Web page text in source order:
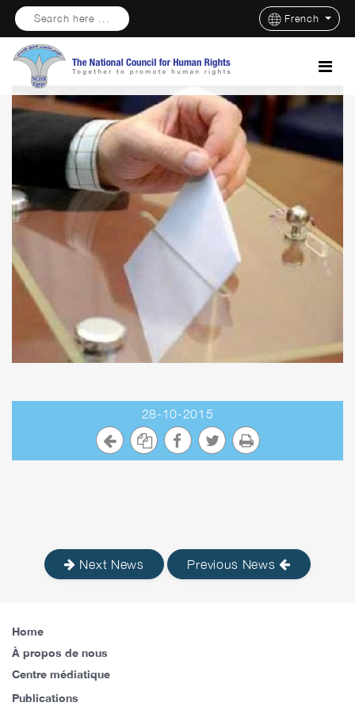
Search here ... French
28-10-2015
Next News Previous News
Home
À propos de nous
Centre médiatique
Publications